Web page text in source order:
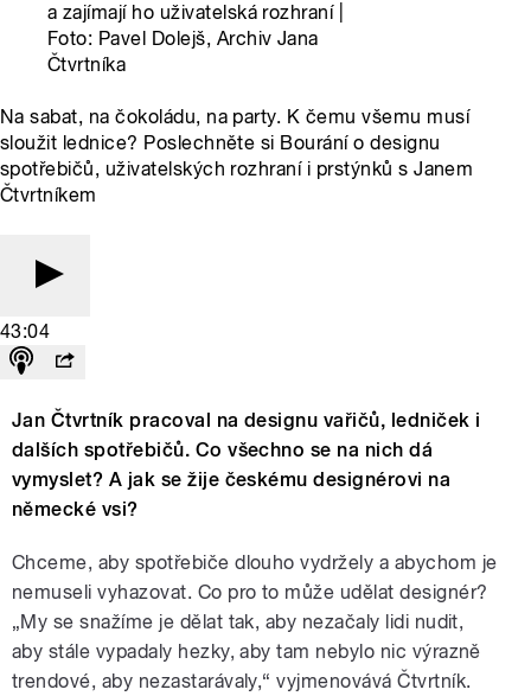
a zajímají ho uživatelská rozhraní |
Foto: Pavel Dolejš, Archiv Jana
Čtvrtníka
Na sabat, na čokoládu, na party. K čemu všemu musí
sloužit lednice? Poslechněte si Bourání o designu
spotřebičů, uživatelských rozhraní i prstýnků s Janem
Čtvrtníkem
43:04
Jan Čtvrtník pracoval na designu vařičů, ledniček i
dalších spotřebičů. Co všechno se na nich dá
vymyslet? A jak se žije českému designérovi na
německé vsi?
Chceme, aby spotřebiče dlouho vydržely a abychom je
nemuseli vyhazovat. Co pro to může udělat designér?
„My se snažíme je dělat tak, aby nezačaly lidi nudit,
aby stále vypadaly hezky, aby tam nebylo nic výrazně
trendové, aby nezastarávaly,“ vyjmenovává Čtvrtník.